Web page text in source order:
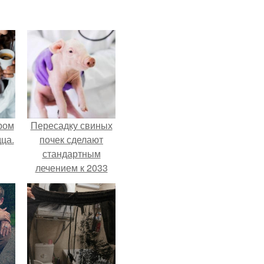
Пересадку свиных
почек сделают
стандартным
лечением к 2033
году в Японии.